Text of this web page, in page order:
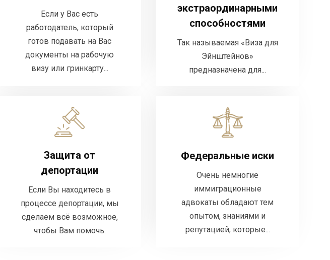
Если у Вас есть
работодатель, который
готов подавать на Вас
документы на рабочую
визу или гринкарту...
Вас документы на рабочую
визу или гринкарту...
ДЕТАЛЬНЕЕ
Защита от
депортации
Если Вы находитесь в
процессе депортации, мы
сделаем всё возможное,
чтобы Вам помочь.
Защита от депортации
процессе депортации, мы
сделаем всё возможное,
чтобы Вам помочь.
ДЕТАЛЬНЕЕ
экстраординарными
способностями
Так называемая «Виза для
Эйнштейнов»
предназначена для...
Так называемая «Виза для
Эйнштейнов» предназначена
Федеральные иски
Очень немногие
иммиграционные
адвокаты обладают тем
опытом, знаниями и
репутацией, которые...
Федеральные иски
Очень немногие
иммиграционные адвокаты